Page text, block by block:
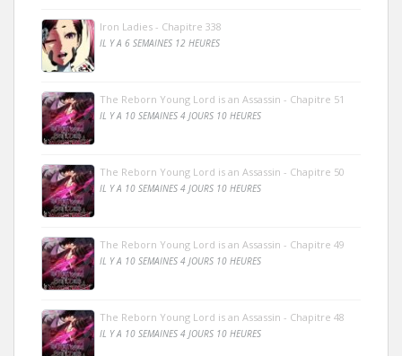
Iron Ladies - Chapitre 338
IL Y A 6 SEMAINES 12 HEURES
The Reborn Young Lord is an Assassin - Chapitre 51
IL Y A 10 SEMAINES 4 JOURS 10 HEURES
The Reborn Young Lord is an Assassin - Chapitre 50
IL Y A 10 SEMAINES 4 JOURS 10 HEURES
The Reborn Young Lord is an Assassin - Chapitre 49
IL Y A 10 SEMAINES 4 JOURS 10 HEURES
The Reborn Young Lord is an Assassin - Chapitre 48
IL Y A 10 SEMAINES 4 JOURS 10 HEURES